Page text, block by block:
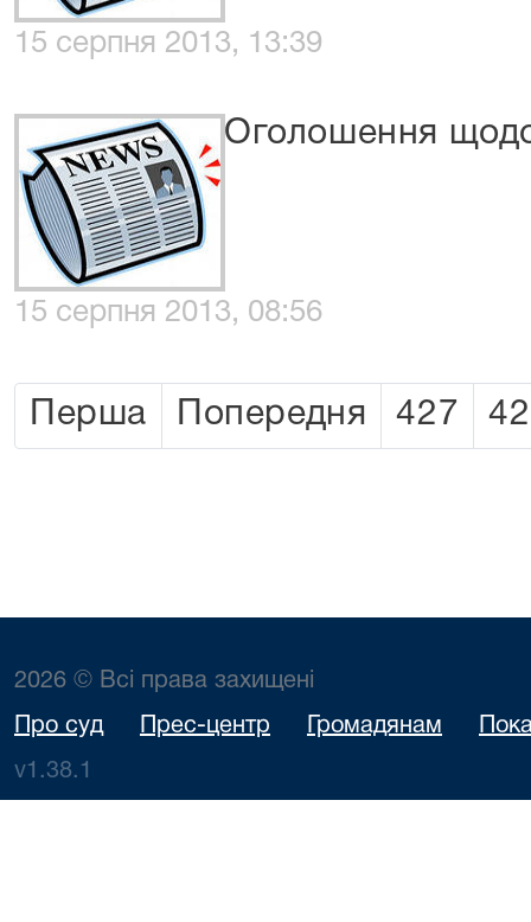
15 серпня 2013, 13:39
Оголошення
15 серпня 2013, 08:56
Перша Попередня 427
2026 © Всі права захищені
Про суд Прес-центр Громадянам
v1.38.1